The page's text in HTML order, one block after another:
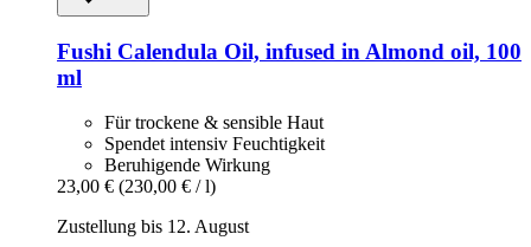
Fushi Calendula Oil, infused in Almond oil, 100
ml
Für trockene & sensible Haut
Spendet intensiv Feuchtigkeit
Beruhigende Wirkung
23,00 € (230,00 € / l)
Zustellung bis 12. August